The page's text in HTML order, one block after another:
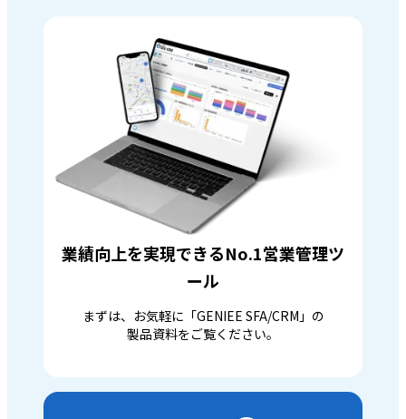
業績向上を実現できるNo.1営業管理ツ
ール
まずは、お気軽に「GENIEE SFA/CRM」の
製品資料をご覧ください。